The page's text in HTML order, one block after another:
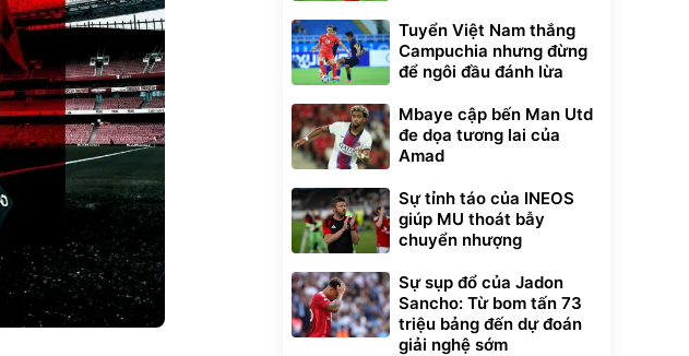
Tuyển Việt Nam thắng
Campuchia nhưng đừng
để ngôi đầu đánh lừa
Mbaye cập bến Man Utd
đe dọa tương lai của
Amad
Sự tỉnh táo của INEOS
giúp MU thoát bẫy
chuyển nhượng
Sự sụp đổ của Jadon
Sancho: Từ bom tấn 73
triệu bảng đến dự đoán
giải nghệ sớm